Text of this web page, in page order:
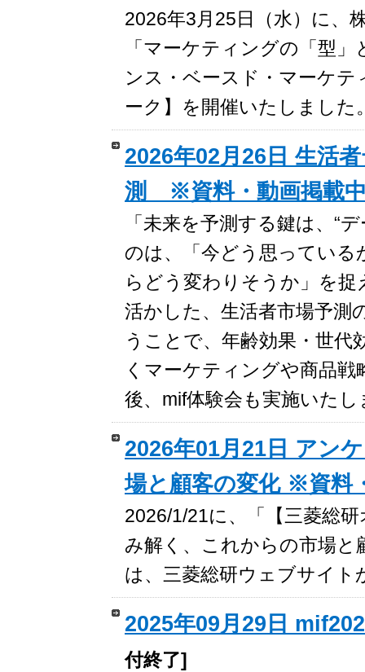
2026年3月25日（水）に、
「マーケティングの「型
ンス・ベースド・マーケ
ーク】を開催いたしました
2026年02月26日 生活
測 ※資料・動画掲載
「未来を予測する鍵は、“
のは、「今どう思ってい
らどう変わりそうか」を
活かした、生活者市場予測
うことで、年齢効果・世代
くマーケティングや商品
後、mif体験会も実施いた
2026年01月21日 アン
場と顧客の変化 ※資料
2026/1/21に、「【三菱総
み解く、これからの市場と
は、三菱総研ウェブサイ
2025年09月29日
付終了]